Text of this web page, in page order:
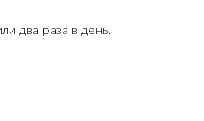
два раза в день.